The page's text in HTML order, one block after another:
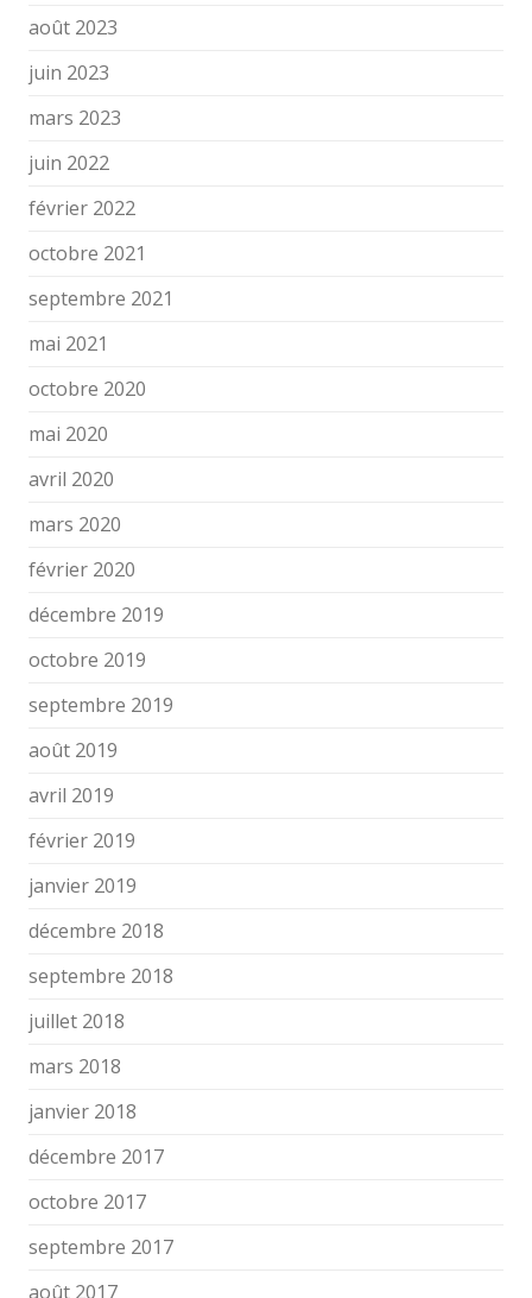
août 2023
juin 2023
mars 2023
juin 2022
février 2022
octobre 2021
septembre 2021
mai 2021
octobre 2020
mai 2020
avril 2020
mars 2020
février 2020
décembre 2019
octobre 2019
septembre 2019
août 2019
avril 2019
février 2019
janvier 2019
décembre 2018
septembre 2018
juillet 2018
mars 2018
janvier 2018
décembre 2017
octobre 2017
septembre 2017
août 2017